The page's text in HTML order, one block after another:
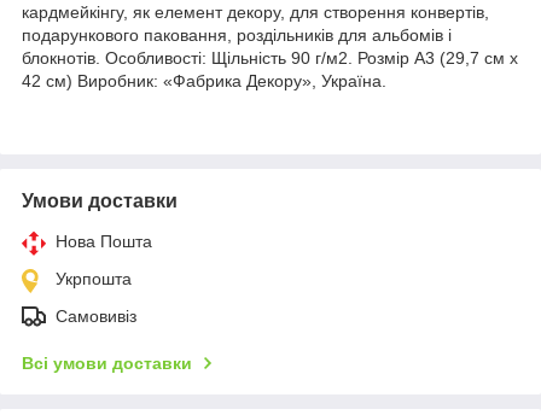
кардмейкінгу, як елемент декору, для створення конвертів,
подарункового паковання, роздільників для альбомів і
блокнотів. Особливості: Щільність 90 г/м2. Розмір А3 (29,7 см х
42 см) Виробник: «Фабрика Декору», Україна.
Умови доставки
Нова Пошта
Укрпошта
Самовивіз
Всі умови доставки